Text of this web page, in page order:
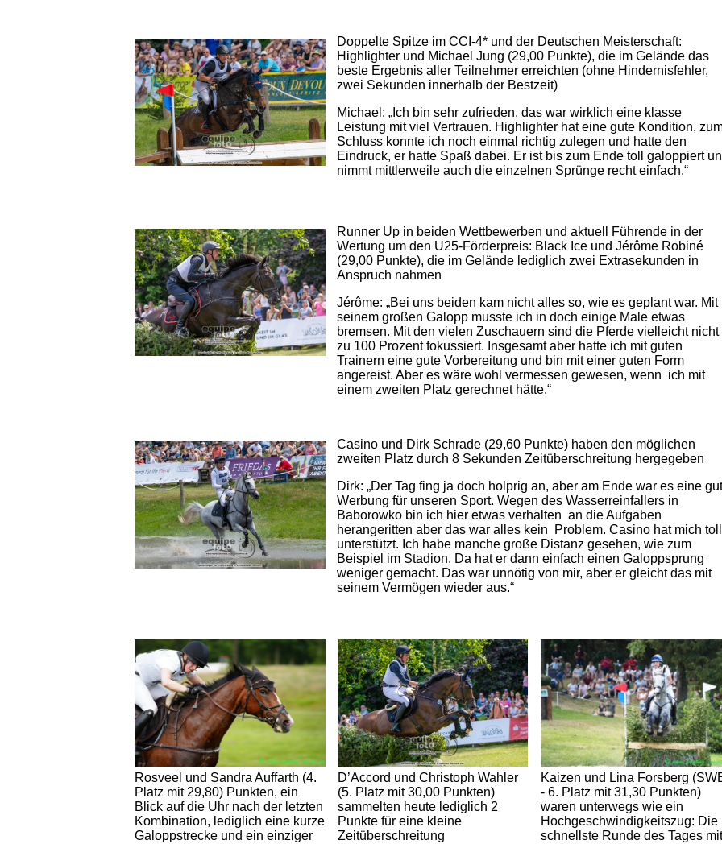
Doppelte Spitze im CCI-4* und der Deutschen Meisterschaft:
Highlighter und Michael Jung (29,00 Punkte), die im Gelände das
beste Ergebnis aller Teilnehmer erreichten (ohne Hindernisfehler,
zwei Sekunden innerhalb der Bestzeit)
Michael: „Ich bin sehr zufrieden, das war wirklich eine klasse
Leistung mit viel Vertrauen. Highlighter hat eine gute Kondition,
Schluss konnte ich noch einmal richtig zulegen und hatte den
Eindruck, er hatte Spaß dabei. Er ist bis zum Ende toll galoppiert
nimmt mittlerweile auch die einzelnen Sprünge recht einfach.“
Runner Up in beiden Wettbewerben und aktuell Führende in der
Wertung um den U25-Förderpreis: Black Ice und Jérôme Robiné
(29,00 Punkte), die im Gelände lediglich zwei Extrasekunden in
Anspruch nahmen
Jérôme: „Bei uns beiden kam nicht alles so, wie es geplant war. Mit
seinem großen Galopp musste ich in doch einige Male etwas
bremsen. Mit den vielen Zuschauern sind die Pferde vielleicht nicht
zu 100 Prozent fokussiert. Insgesamt aber hatte ich mit guten
Trainern eine gute Vorbereitung und bin mit einer guten Form
angereist. Aber es wäre wohl vermessen gewesen, wenn ich mit
einem zweiten Platz gerechnet hätte.“
Casino und Dirk Schrade (29,60 Punkte) haben den möglichen
zweiten Platz durch 8 Sekunden Zeitüberschreitung hergegeben
Dirk: „Der Tag fing ja doch holprig an, aber am Ende war es eine
Werbung für unseren Sport. Wegen des Wasserreinfallers in
Baborowko bin ich hier etwas verhalten an die Aufgaben
herangeritten aber das war alles kein Problem. Casino hat mich toll
unterstützt. Ich habe manche große Distanz gesehen, wie zum
Beispiel im Stadion. Da hat er dann einfach einen Galoppsprung
weniger gemacht. Das war unnötig von mir, aber er gleicht das mit
seinem Vermögen wieder aus.“
Rosveel und Sandra Auffarth (4.
Platz mit 29,80) Punkten, ein
Blick auf die Uhr nach der letzten
Kombination, lediglich eine kurze
Galoppstrecke und ein einziger
D’Accord und Christoph Wahler
(5. Platz mit 30,00 Punkten)
sammelten heute lediglich 2
Punkte für eine kleine
Zeitüberschreitung
Kaizen und Lina Forsberg
- 6. Platz mit 31,30 Punkten)
waren unterwegs wie ein
Hochgeschwindigkeitszug: Die
schnellste Runde des Tages mit